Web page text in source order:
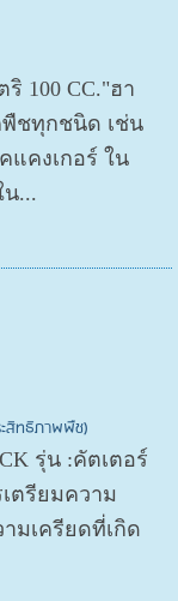
100 CC."ฮา
ชทุกชนิด เช่น
แคงเกอร์ ใน
...
สิทธิภาพพืช)
รุ่น :คัตเตอร์
ตรียมความ
มเครียดที่เกิด